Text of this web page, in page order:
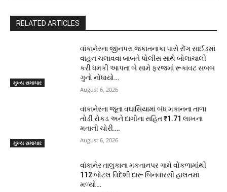
RELATED ARTICLES
મુખ્ય સમાચાર
વાંકાનેરના જીનપરા જકાતનાકા પાસે રોંગ સાઈડમાં
વાહન ચલાવવા બાબતે પોલીસ સાથે બોલાચાલી
કરી ધમકી આપતા બે સામે ફરજમાં રૂકાવટ સબબ
ગુનો નોંધાયો…
August 6, 2026
મુખ્ય સમાચાર
વાંકાનેરના જૂના વઘાસિયામાં બંધ મકાનના તાળા
તોડી રોકડ અને દાગીના સહિત ₹1.71 લાખના
મતાની ચોરી….
August 6, 2026
વાંકાનેર તાલુકાના મકતાનપર ગામે વોંકળામાંથી
112 બોટલ વિદેશી દારૂ બિનવારસી હાલતમાં
મળ્યો…